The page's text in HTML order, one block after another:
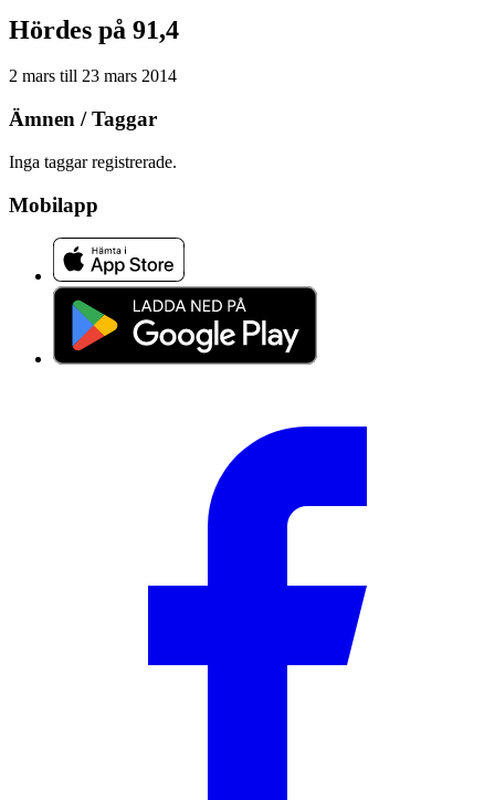
Hördes på 91,4
2 mars till 23 mars 2014
Ämnen / Taggar
Inga taggar registrerade.
Mobilapp